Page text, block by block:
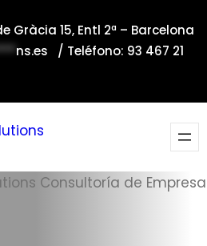
Gràcia 15, Entl 2ª – Barcelona
ns.es / Teléfono: 93 467 21